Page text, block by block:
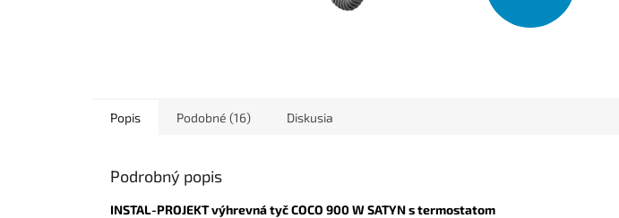
Popis Podobné (16) Diskusia
Podrobný popis
INSTAL-PROJEKTvýhrevná tyč COCO 900 W SATYN s termostatom